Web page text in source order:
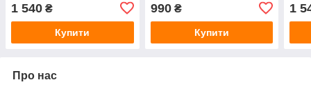
1 540 ₴
Купити
990₴
Купити
1
Про нас